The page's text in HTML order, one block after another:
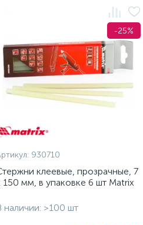
-25%
930710
клеевые, прозрачные, 7
150 мм, в упаковке 6 шт Matrix
наличии: >100 шт